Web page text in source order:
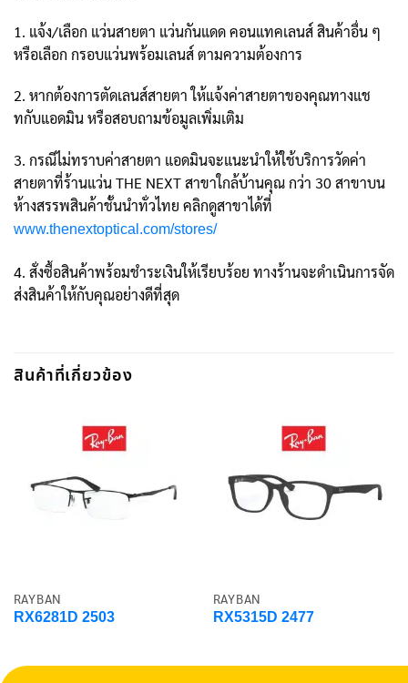
1. แจ้ง/เลือก แว่นสายตา แว่นกันแดด คอนแทคเลนส์ สินค้าอื่น ๆ
หรือเลือก กรอบแว่นพร้อมเลนส์ ตามความต้องการ
2. หากต้องการตัดเลนส์สายตา ให้แจ้งค่าสายตาของคุณทางแช
ทกับแอดมิน หรือสอบถามข้อมูลเพิ่มเติม
3. กรณีไม่ทราบค่าสายตา แอดมินจะแนะนำให้ใช้บริการวัดค่า
สายตาที่ร้านแว่น THE NEXT สาขาใกล้บ้านคุณ กว่า 30 สาขาบน
ห้างสรรพสินค้าชั้นนำทั่วไทย คลิกดูสาขาได้ที่
www.thenextoptical.com/stores/
4. สั่งซื้อสินค้าพร้อมชำระเงินให้เรียบร้อย ทางร้านจะดำเนินการจัด
ส่งสินค้าให้กับคุณอย่างดีที่สุด
สินค้าที่เกี่ยวข้อง
RAYBAN
RX6281D 2503
RAYBAN
RX5315D 2477